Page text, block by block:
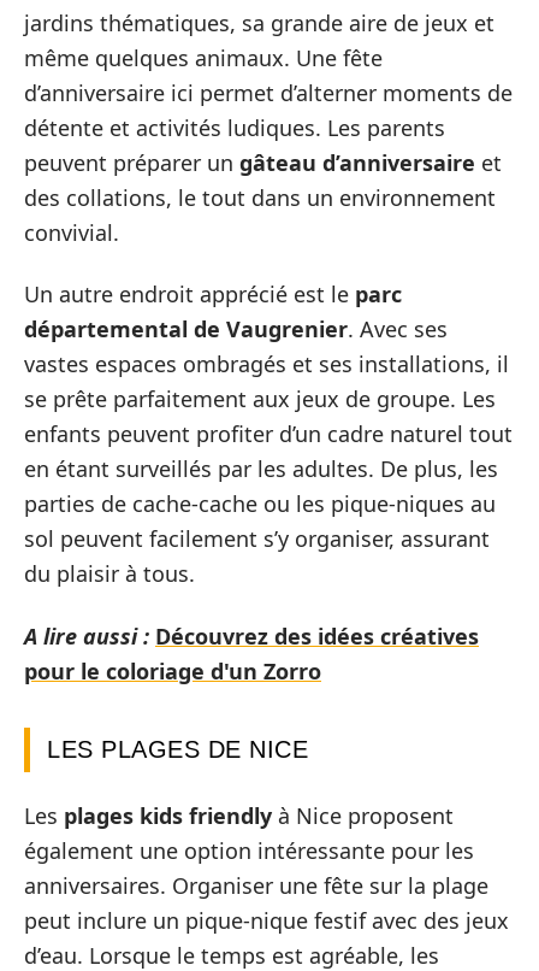
jardins thématiques, sa grande aire de jeux et
même quelques animaux. Une fête
d’anniversaire ici permet d’alterner moments de
détente et activités ludiques. Les parents
peuvent préparer un gâteau d’anniversaire et
des collations, le tout dans un environnement
convivial.
Un autre endroit apprécié est le parc
départemental de Vaugrenier. Avec ses
vastes espaces ombragés et ses installations, il
se prête parfaitement aux jeux de groupe. Les
enfants peuvent profiter d’un cadre naturel tout
en étant surveillés par les adultes. De plus, les
parties de cache-cache ou les pique-niques au
sol peuvent facilement s’y organiser, assurant
du plaisir à tous.
A lire aussi : Découvrez des idées créatives
pour le coloriage d'un Zorro
LES PLAGES DE NICE
Les plages kids friendly à Nice proposent
également une option intéressante pour les
anniversaires. Organiser une fête sur la plage
peut inclure un pique-nique festif avec des jeux
d’eau. Lorsque le temps est agréable, les